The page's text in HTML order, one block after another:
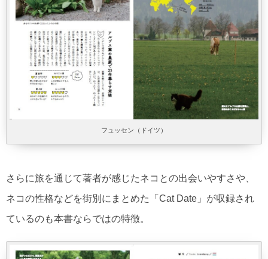
フュッセン（ドイツ）
さらに旅を通じて著者が感じたネコとの出会いやすさや、
ネコの性格などを街別にまとめた「Cat Date」が収録され
ているのも本書ならではの特徴。